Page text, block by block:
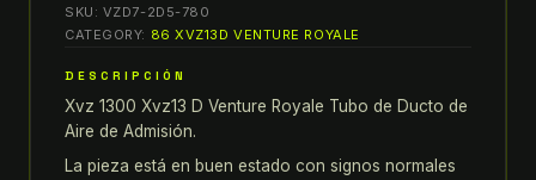
1300
D
VENTURE
ROYALE
TUBO
SKU: VZD7-2D5-780
CATEGORY: 86 XVZ13D VENTURE ROYALE
DESCRIPCIÓN
Xvz 1300 Xvz13 D Venture Royale Tubo de Ducto de
Aire de Admisión.
La pieza está en buen estado con signos normales